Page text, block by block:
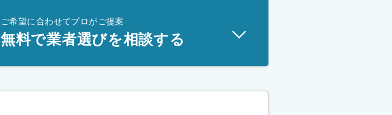
ご希望に合わせてプロがご提案
無料で業者選びを相談する